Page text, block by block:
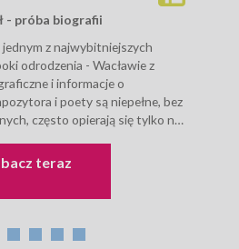
- próba biografii
z najwybitniejszych
odrodzenia - Wacławie z
i informacje o
i poety są niepełne, bez
często opierają się tylko na
terazLiteratura i prasa